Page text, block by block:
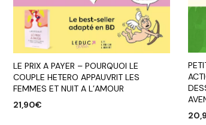
LE PRIX A PAYER – POURQUOI LE
COUPLE HETERO APPAUVRIT LES
FEMMES ET NUIT A L’AMOUR
21,90€